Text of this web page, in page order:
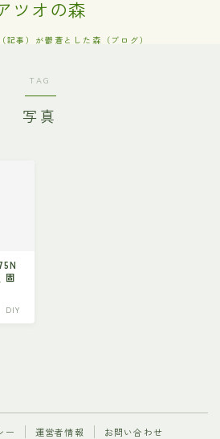
ツオの森
記事）が鬱蒼とした森（ブログ）
TAG
写真
固
DIY
ー 運営者情報 お問い合わせ